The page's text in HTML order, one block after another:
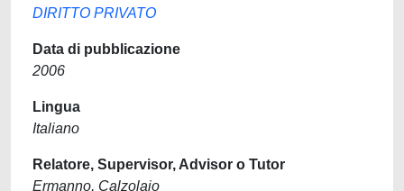
DIRITTO PRIVATO
Data di pubblicazione
2006
Lingua
Italiano
Relatore, Supervisor, Advisor o Tutor
Ermanno, Calzolaio